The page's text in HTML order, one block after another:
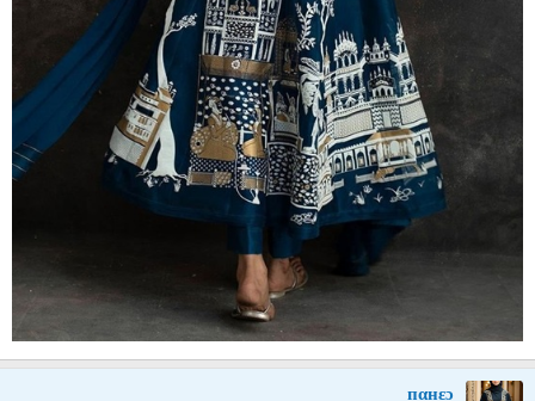
пαнεɔ